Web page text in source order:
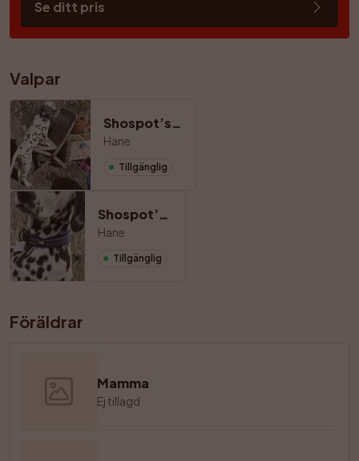
Se ditt pris
Valpar
Shospot’s Gentle Balder
Hane
Tillgänglig
Shospot’s Gentle Boss
Hane
Tillgänglig
Föräldrar
Mamma
Ej tillagd